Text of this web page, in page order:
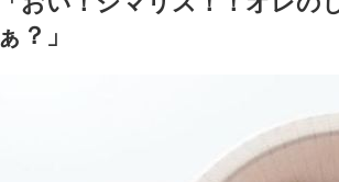
ぁ？」